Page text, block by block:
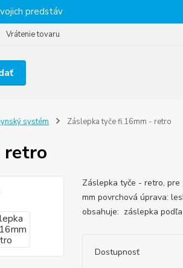
predstáv
Vrátenie tovaru
systém Záslepka tyče fi.16mm - retro
retro
Záslepka tyče - retro,
mm povrchová úprava:
obsahuje: záslepka
Dostupnosť